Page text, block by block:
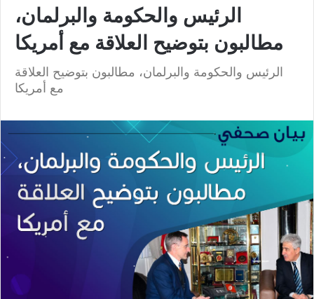
الرئيس والحكومة والبرلمان،
مطالبون بتوضيح العلاقة مع أمريكا
الرئيس والحكومة والبرلمان، مطالبون بتوضيح العلاقة
مع أمريكا